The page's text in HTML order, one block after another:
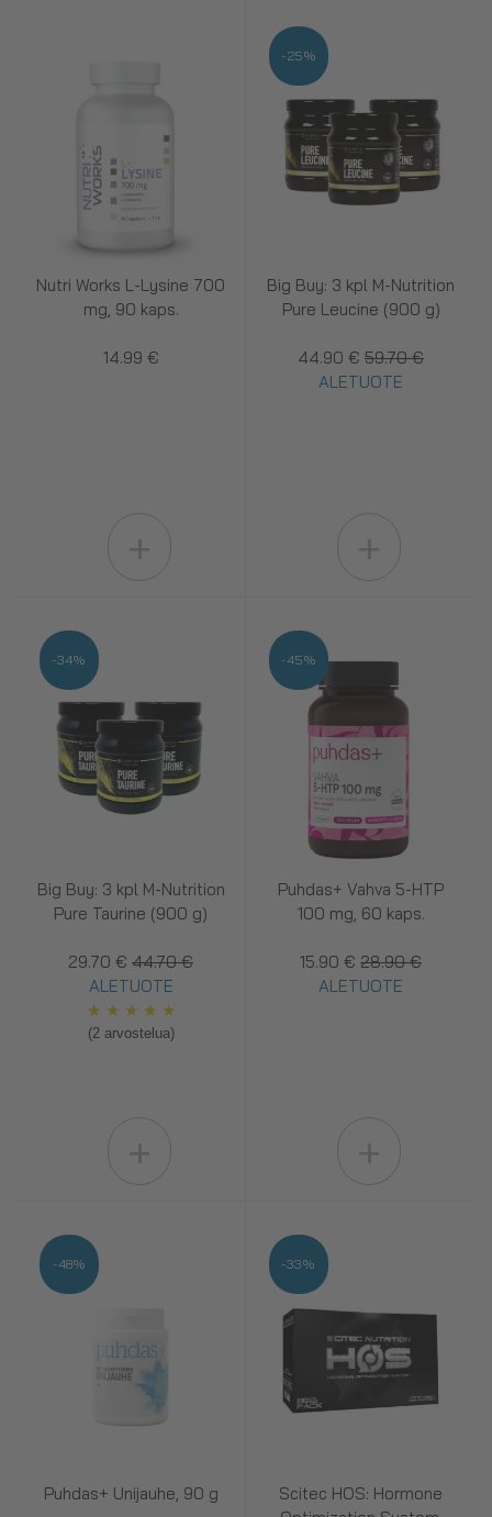
Nutri Works L-Lysine 700
mg, 90 kaps.
14.99 €
Big Buy: 3 kpl M-Nutrition
Pure Leucine (900 g)
44.90 € 59.70 €
ALETUOTE
-25%
Big Buy: 3 kpl M-Nutrition
Pure Taurine (900 g)
29.70 € 44.70 €
ALETUOTE
★ ★ ★ ★ ★
(2 arvostelua)
-34%
Puhdas+ Vahva 5-HTP
100 mg, 60 kaps.
15.90 € 28.90 €
ALETUOTE
-45%
Puhdas+ Unijauhe, 90 g
-48%
Scitec HOS: Hormone
-33%